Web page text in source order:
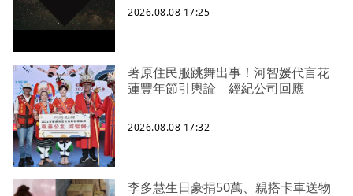
2026.08.08 17:25
著原住民服跳舞出事！河智媛代言花
蓮豐年節引輿論 經紀公司回應
2026.08.08 17:32
李多慧生日豪捐50萬、親搭卡車送物